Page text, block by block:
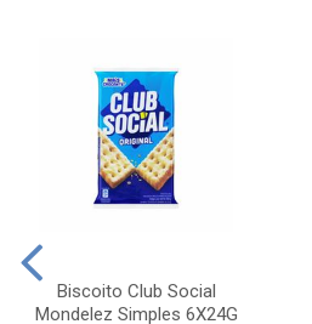
Biscoito Club Social
Mondelez Simples 6X24G